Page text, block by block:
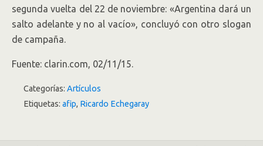
segunda vuelta del 22 de noviembre: «Argentina dará un
salto adelante y no al vacío», concluyó con otro slogan
de campaña.
Fuente: clarin.com, 02/11/15.
Categorías: Artículos
Etiquetas: afip, Ricardo Echegaray